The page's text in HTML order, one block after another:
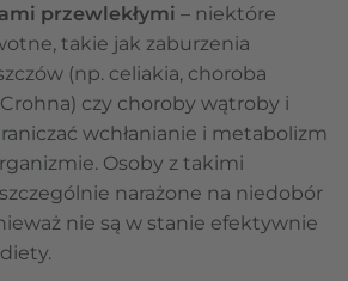
przewlekłymi – niektóre
takie jak zaburzenia
(np. celiakia, choroba
czy choroby wątroby i
wchłanianie i metabolizm
Osoby z takimi
narażone na niedobór
nie są w stanie efektywnie